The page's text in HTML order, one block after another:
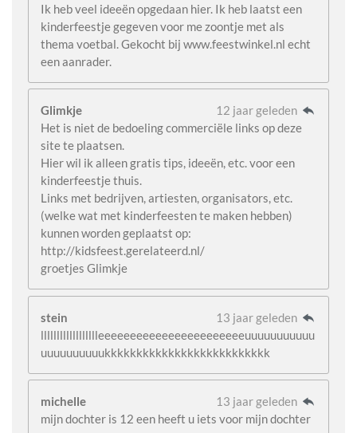
Ik heb veel ideeën opgedaan hier. Ik heb laatst een
kinderfeestje gegeven voor me zoontje met als
thema voetbal. Gekocht bij www.feestwinkel.nl echt
een aanrader.
Glimkje
12 jaar geleden
Het is niet de bedoeling commerciële links op deze
site te plaatsen.
Hier wil ik alleen gratis tips, ideeën, etc. voor een
kinderfeestje thuis.
Links met bedrijven, artiesten, organisators, etc.
(welke wat met kinderfeesten te maken hebben)
kunnen worden geplaatst op:
http://kidsfeest.gerelateerd.nl/
groetjes Glimkje
stein
13 jaar geleden
lllllllllllllllllleeeeeeeeeeeeeeeeeeeeeeeuuuuuuuuuuu
uuuuuuuuuukkkkkkkkkkkkkkkkkkkkkkkkkk
michelle
13 jaar geleden
mijn dochter is 12 een heeft u iets voor mijn dochter